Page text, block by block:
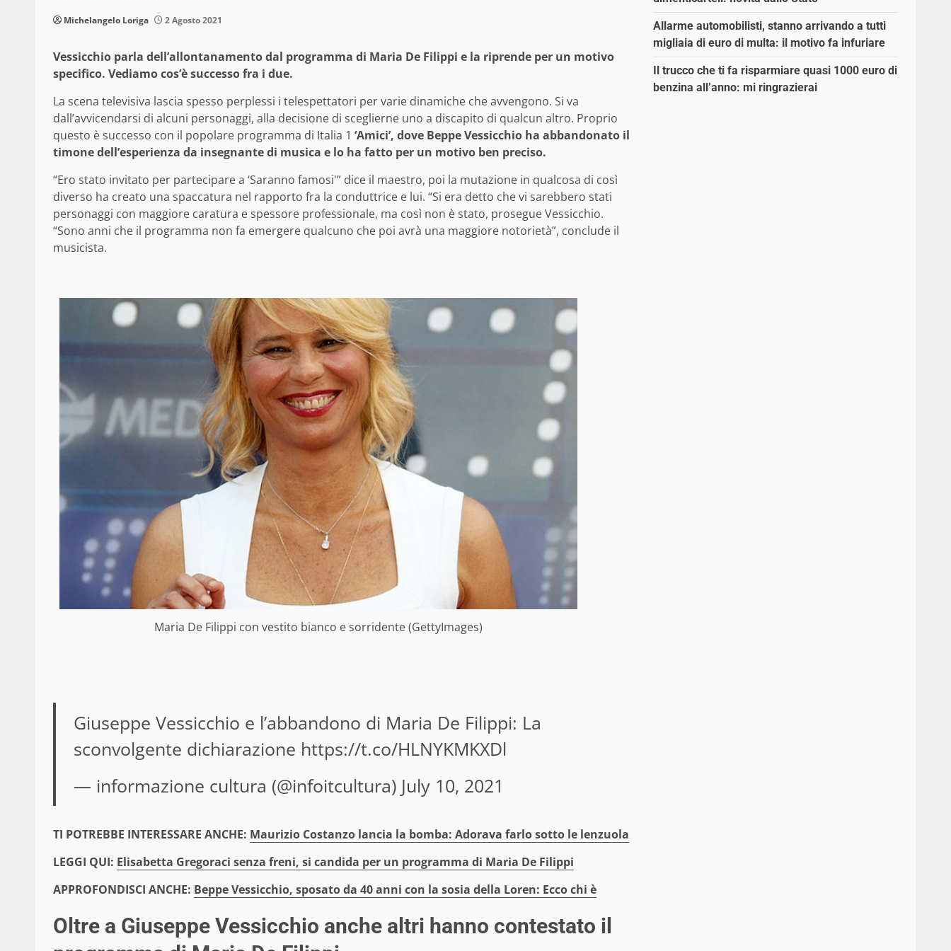
Michelangelo Loriga 2 Agosto 2021
Vessicchio parla dell’allontanamento dal programma di Maria De Filippi e la riprende per un motivo
specifico. Vediamo cos’è successo fra i due.
La scena televisiva lascia spesso perplessi i telespettatori per varie dinamiche che avvengono. Si va
dall’avvicendarsi di alcuni personaggi, alla decisione di sceglierne uno a discapito di qualcun altro. Proprio
questo è successo con il popolare programma di Italia 1 ‘Amici’, dove Beppe Vessicchio ha abbandonato il
timone dell’esperienza da insegnante di musica e lo ha fatto per un motivo ben preciso.
“Ero stato invitato per partecipare a ‘Saranno famosi'” dice il maestro, poi la mutazione in qualcosa di così
diverso ha creato una spaccatura nel rapporto fra la conduttrice e lui. “Si era detto che vi sarebbero stati
personaggi con maggiore caratura e spessore professionale, ma così non è stato, prosegue Vessicchio.
“Sono anni che il programma non fa emergere qualcuno che poi avrà una maggiore notorietà”, conclude il
musicista.
Maria De Filippi con vestito bianco e sorridente (GettyImages)
Giuseppe Vessicchio e l’abbandono di Maria De Filippi: La
sconvolgente dichiarazione https://t.co/HLNYKMKXDl
— informazione cultura (@infoitcultura) July 10, 2021
TI POTREBBE INTERESSARE ANCHE: Maurizio Costanzo lancia la bomba: Adorava farlo sotto le lenzuola
LEGGI QUI: Elisabetta Gregoraci senza freni, si candida per un programma di Maria De Filippi
APPROFONDISCI ANCHE: Beppe Vessicchio, sposato da 40 anni con la sosia della Loren: Ecco chi è
Oltre a Giuseppe Vessicchio anche altri hanno contestato il
Allarme automobilisti, stanno arrivando a tutti
migliaia di euro di multa: il motivo fa infuriare
Il trucco che ti fa risparmiare quasi 1000 euro di
benzina all’anno: mi ringrazierai